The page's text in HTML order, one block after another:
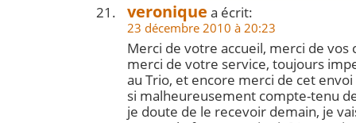
veronique a écrit:
23 décembre 2010 à 20:23
Merci de votre accueil, merci de vos
merci de votre service, toujours
au Trio, et encore merci de cet
si malheureusement compte-tenu
je doute de le recevoir demain, je